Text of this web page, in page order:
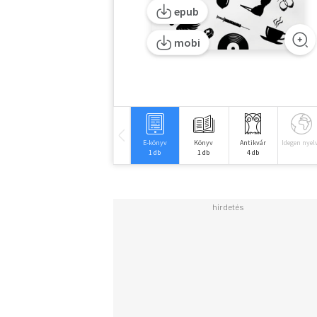
epub
mobi
E-könyv
1 db
Könyv
1 db
Antikvár
4 db
Idegen